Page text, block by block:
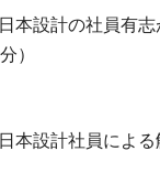
本設計の社員有
）
本設計社員によ